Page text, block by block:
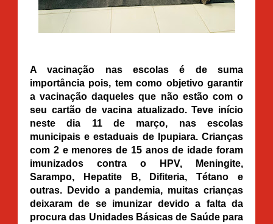
A vacinação nas escolas é de suma
importância pois, tem como objetivo garantir
a vacinação daqueles que não estão com o
seu cartão de vacina atualizado. Teve início
neste dia 11 de março, nas escolas
municipais e estaduais de Ipupiara. Crianças
com 2 e menores de 15 anos de idade foram
imunizados contra o HPV, Meningite,
Sarampo, Hepatite B, Difiteria, Tétano e
outras. Devido a pandemia, muitas crianças
deixaram de se imunizar devido a falta da
procura das Unidades Básicas de Saúde para